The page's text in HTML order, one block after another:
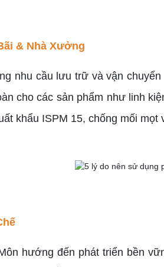
& Nhà Xưởng
nhu cầu lưu trữ và vận
cho các sản phẩm như linh
khẩu ISPM 15, chống mối
hướng đến phát triển bền